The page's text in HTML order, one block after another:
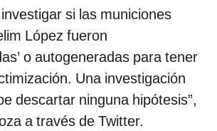
si las municiones
López fueron
o autogeneradas para tener
Una investigación
descartar ninguna hipótesis”,
a través de Twitter.